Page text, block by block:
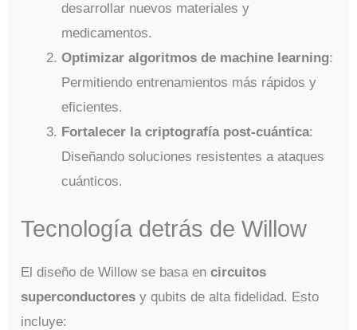
desarrollar nuevos materiales y
medicamentos.
Optimizar algoritmos de machine learning:
Permitiendo entrenamientos más rápidos y
eficientes.
Fortalecer la criptografía post-cuántica:
Diseñando soluciones resistentes a ataques
cuánticos.
Tecnología detrás de Willow
El diseño de Willow se basa encircuitos
superconductores y qubits de alta fidelidad. Esto
incluye: